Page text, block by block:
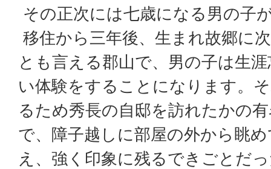
その正次には七歳になる男の子
移住から三年後、生まれ故郷に
とも言える郡山で、男の子は生
い体験をすることになります。
るため秀長の自邸を訪れたかの
で、障子越しに部屋の外から眺
え、強く印象に残るできごとだ